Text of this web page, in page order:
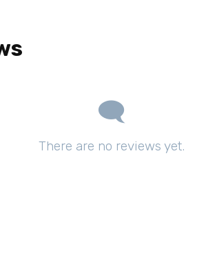
There are no reviews yet.